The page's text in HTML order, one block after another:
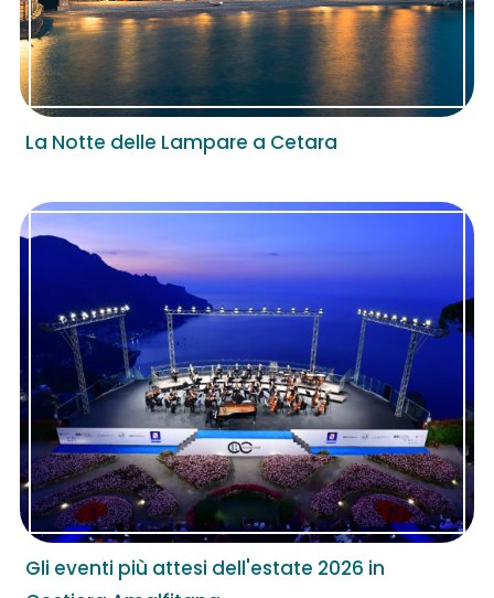
La Notte delle Lampare a Cetara
Gli eventi più attesi dell'estate 2026 in